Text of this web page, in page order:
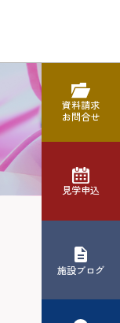
資料請求
お問合せ
見学申込
施設ブログ